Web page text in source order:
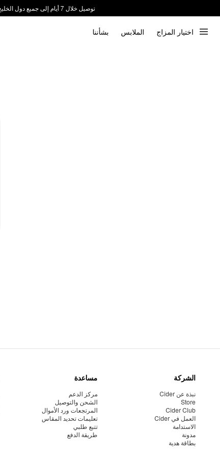
توصيل خلال 7 أيام إلى جميع دول الخليج
اختيار المزاج الملابس بشأننا
الشركة
نبذة عن Cider
Store
Cider Club
العمل في Cider
الاستدامة
مدونة
بطاقة هدية
مساعدة
مركز الدعم
الشحن والتوصيل
المرتجعات ورد الأموال
تعليمات تحديد المقاس
تتبع طلبي
طريقة الدفع